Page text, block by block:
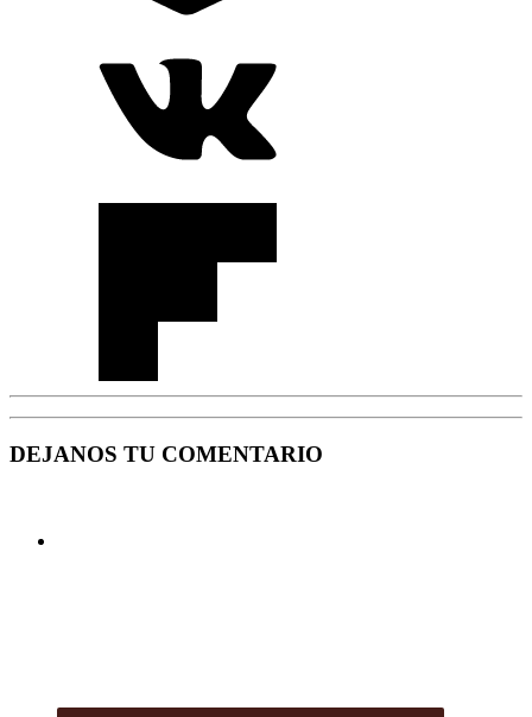
DEJANOS TU COMENTARIO